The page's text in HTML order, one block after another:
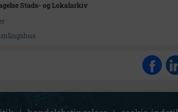
Stads- og Lokalarkiv